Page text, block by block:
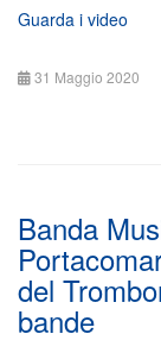
Guarda i video
31 Maggio 2020
Banda
del
bande